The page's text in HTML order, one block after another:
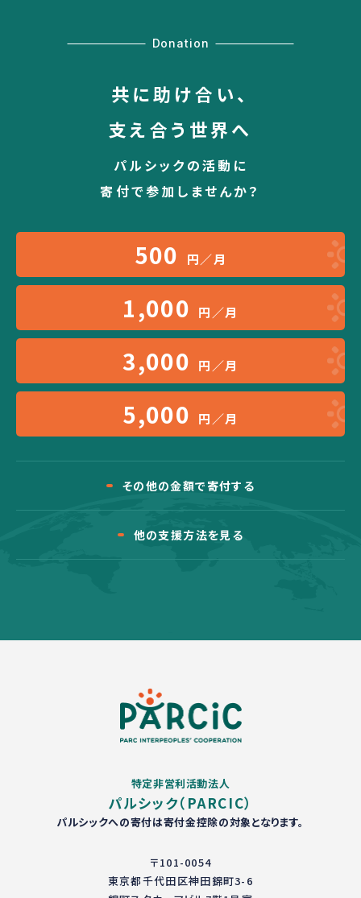
Donation
共に助け合い、
支え合う世界へ
パルシックの活動に
寄付で参加しませんか？
500 円／月
1,000 円／月
3,000 円／月
5,000 円／月
その他の金額で寄付する
他の支援方法を見る
特定非営利活動法人
パルシック（PARCIC）
パルシックへの寄付は寄付金控除の対象となります。
〒101-0054
東京都千代田区神田錦町3-6